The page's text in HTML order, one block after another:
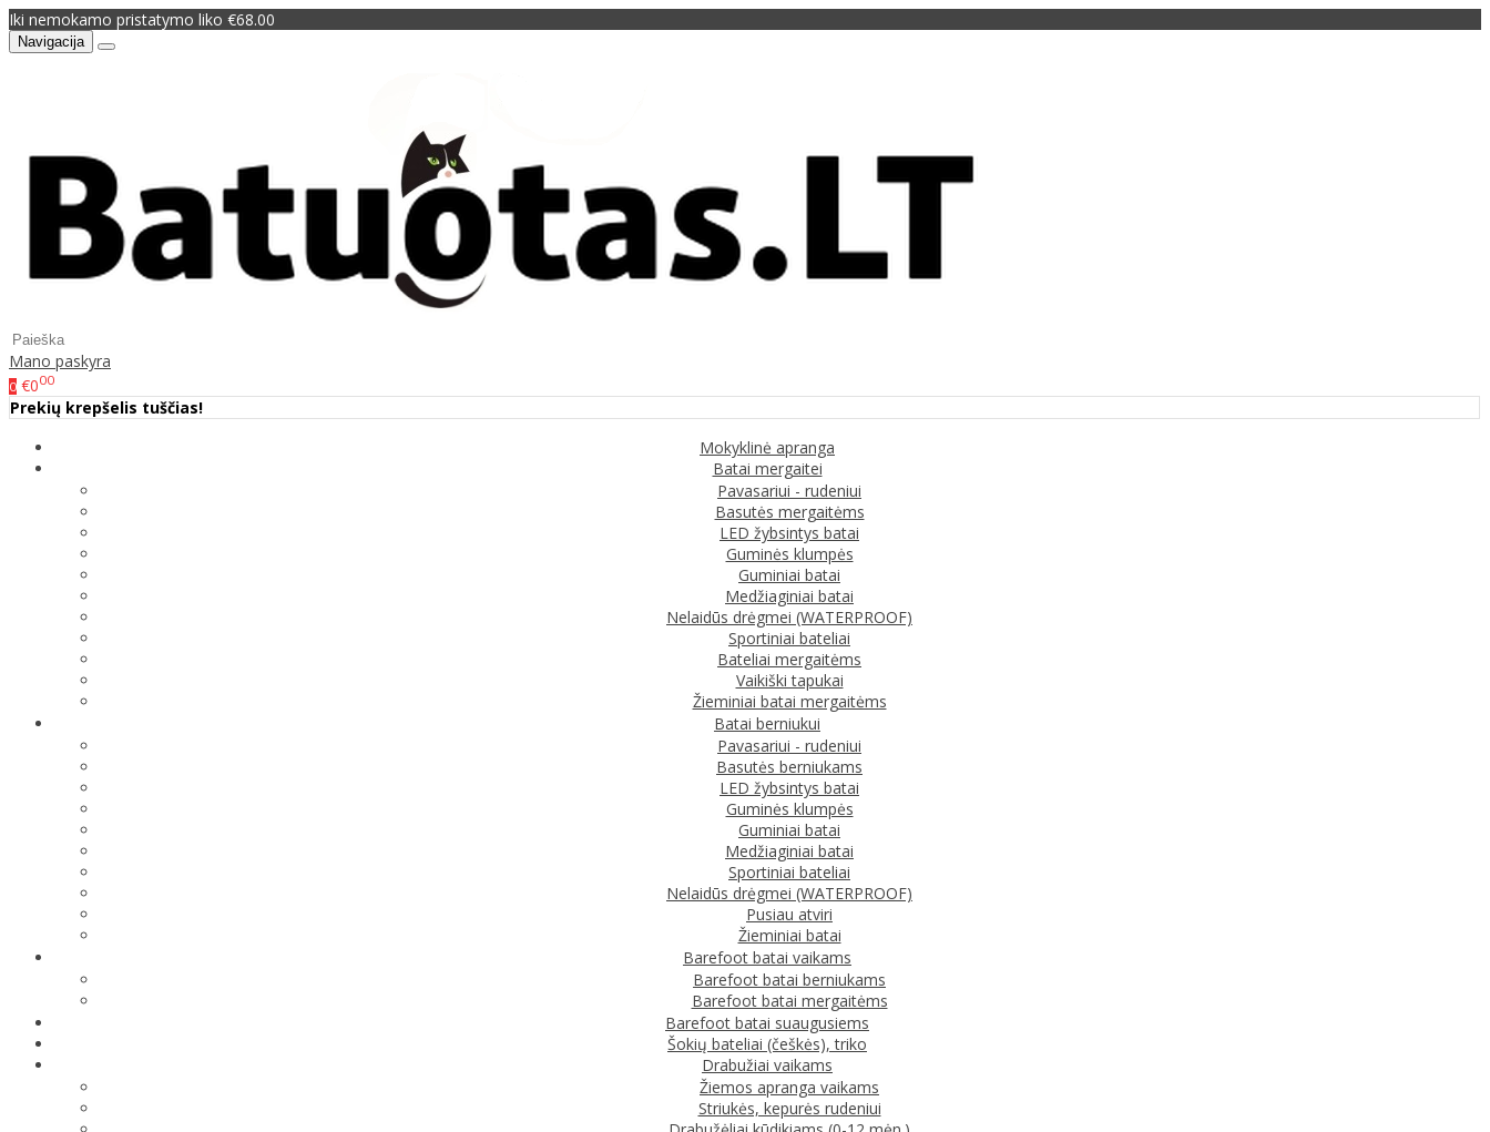
Iki nemokamo pristatymo liko €68.00
Navigacija
Mano paskyra
0 €000
Prekių krepšelis tuščias!
Mokyklinė apranga
Batai mergaitei
Pavasariui - rudeniui
Basutės mergaitėms
LED žybsintys batai
Guminės klumpės
Guminiai batai
Medžiaginiai batai
Nelaidūs drėgmei (WATERPROOF)
Sportiniai bateliai
Bateliai mergaitėms
Vaikiški tapukai
Žieminiai batai mergaitėms
Batai berniukui
Pavasariui - rudeniui
Basutės berniukams
LED žybsintys batai
Guminės klumpės
Guminiai batai
Medžiaginiai batai
Sportiniai bateliai
Nelaidūs drėgmei (WATERPROOF)
Pusiau atviri
Žieminiai batai
Barefoot batai vaikams
Barefoot batai berniukams
Barefoot batai mergaitėms
Barefoot batai suaugusiems
Šokių bateliai (češkės), triko
Drabužiai vaikams
Žiemos apranga vaikams
Striukės, kepurės rudeniui